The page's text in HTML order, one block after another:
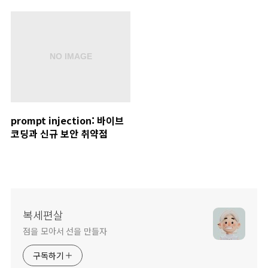
prompt injection: 바이브
코딩과 신규 보안 취약점
복세편살
점을 모아서 선을 만들자
구독하기